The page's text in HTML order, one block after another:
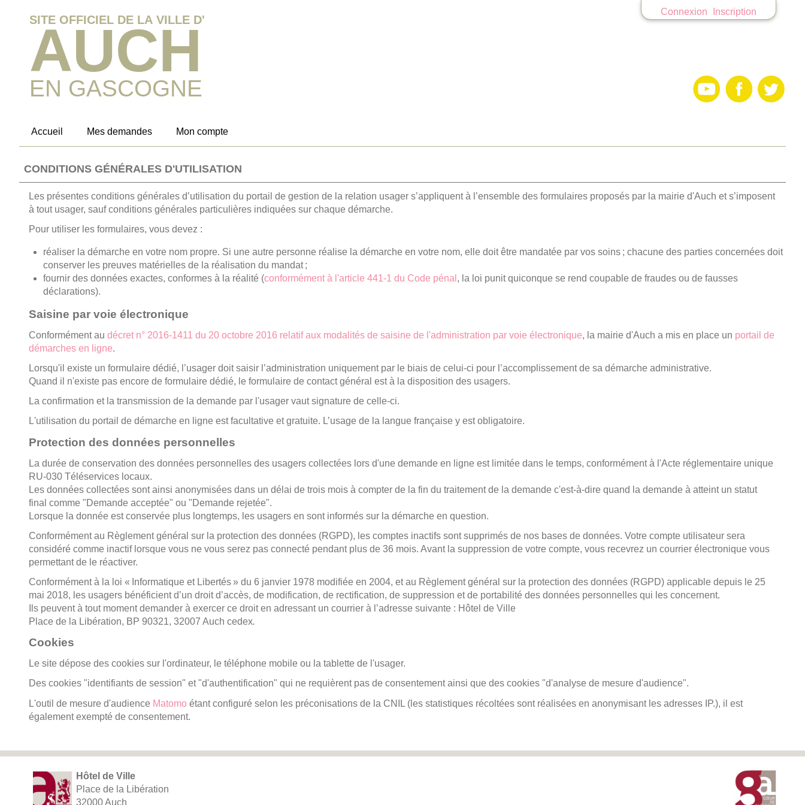
Connexion Inscription
Accueil Mes demandes Mon compte
CONDITIONS GÉNÉRALES D'UTILISATION
Les présentes conditions générales d’utilisation du portail de gestion de la relation usager s’appliquent à l’ensemble des formulaires proposés par la mairie d'Auch et s’imposent
à tout usager, sauf conditions générales particulières indiquées sur chaque démarche.
Pour utiliser les formulaires, vous devez :
réaliser la démarche en votre nom propre. Si une autre personne réalise la démarche en votre nom, elle doit être mandatée par vos soins ; chacune des parties concernées doit
conserver les preuves matérielles de la réalisation du mandat ;
fournir des données exactes, conformes à la réalité (conformément à l'article 441-1 du Code pénal , la loi punit quiconque se rend coupable de fraudes ou de fausses
déclarations).
Saisine par voie électronique
Conformément au décret n° 2016-1411 du 20 octobre 2016 relatif aux modalités de saisine de l'administration par voie électronique, la mairie d'Auch a mis en place un portail de
démarches en ligne.
Lorsqu'il existe un formulaire dédié, l’usager doit saisir l’administration uniquement par le biais de celui-ci pour l’accomplissement de sa démarche administrative.
Quand il n'existe pas encore de formulaire dédié, le formulaire de contact général est à la disposition des usagers.
La confirmation et la transmission de la demande par l'usager vaut signature de celle-ci.
L'utilisation du portail de démarche en ligne est facultative et gratuite. L’usage de la langue française y est obligatoire.
Protection des données personnelles
La durée de conservation des données personnelles des usagers collectées lors d'une demande en ligne est limitée dans le temps, conformément à l'Acte réglementaire unique
RU-030 Téléservices locaux.
Les données collectées sont ainsi anonymisées dans un délai de trois mois à compter de la fin du traitement de la demande c'est-à-dire quand la demande à atteint un statut
final comme "Demande acceptée" ou "Demande rejetée".
Lorsque la donnée est conservée plus longtemps, les usagers en sont informés sur la démarche en question.
Conformément au Règlement général sur la protection des données (RGPD), les comptes inactifs sont supprimés de nos bases de données. Votre compte utilisateur sera
considéré comme inactif lorsque vous ne vous serez pas connecté pendant plus de 36 mois. Avant la suppression de votre compte, vous recevrez un courrier électronique vous
permettant de le réactiver.
Conformément à la loi « Informatique et Libertés » du 6 janvier 1978 modifiée en 2004, et au Règlement général sur la protection des données (RGPD) applicable depuis le 25
mai 2018, les usagers bénéficient d’un droit d’accès, de modification, de rectification, de suppression et de portabilité des données personnelles qui les concernent.
Ils peuvent à tout moment demander à exercer ce droit en adressant un courrier à l’adresse suivante : Hôtel de Ville
Place de la Libération, BP 90321, 32007 Auch cedex.
Cookies
Le site dépose des cookies sur l'ordinateur, le téléphone mobile ou la tablette de l'usager.
Des cookies "identifiants de session" et "d'authentification" qui ne requièrent pas de consentement ainsi que des cookies "d'analyse de mesure d'audience".
L'outil de mesure d'audience Matomo étant configuré selon les préconisations de la CNIL (les statistiques récoltées sont réalisées en anonymisant les adresses IP.), il est
également exempté de consentement.
Hôtel de Ville
Place de la Libération
32000 Auch